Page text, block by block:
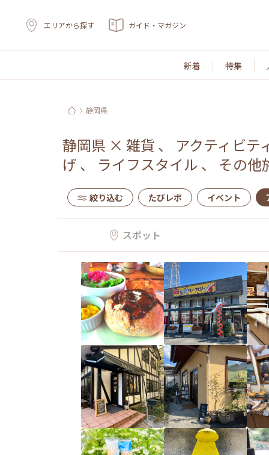
エリアから探す ガイド・マガジン
新着 特集
静岡県
静岡県 × 雑貨 、 アクティビテ
げ 、 ライフスタイル 、 その他
絞り込む たびレポ イベント
スポット